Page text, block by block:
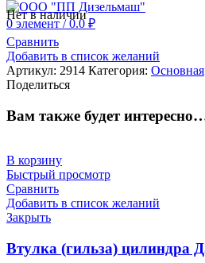
0элемент / 0.0₽
Нет в наличии
Сравнить
Добавить в список желаний
Артикул: 2914 Категория: Основная
Поделиться
Вам также будет
В корзину
Быстрый просмотр
Сравнить
Добавить в список желаний
Закрыть
Втулка (гильза) цилиндра